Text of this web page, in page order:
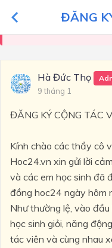
ĐĂNG
Vui lòng
Hà Đức Thọ
9 tháng 1
ĐĂNG KÝ CỘNG TÁC
Kính chào các thầy cô
Hoc24.vn xin gửi lời
và các em học sinh đã
đồng hoc24 ngày hôm
Như thường lệ, vào
học sinh giỏi, năng
tác viên và cùng nhau